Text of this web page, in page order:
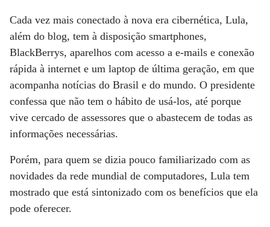
Cada vez mais conectado à nova era cibernética, Lula,
além do blog, tem à disposição smartphones,
BlackBerrys, aparelhos com acesso a e-mails e conexão
rápida à internet e um laptop de última geração, em que
acompanha notícias do Brasil e do mundo. O presidente
confessa que não tem o hábito de usá-los, até porque
vive cercado de assessores que o abastecem de todas as
informações necessárias.
Porém, para quem se dizia pouco familiarizado com as
novidades da rede mundial de computadores, Lula tem
mostrado que está sintonizado com os benefícios que ela
pode oferecer.